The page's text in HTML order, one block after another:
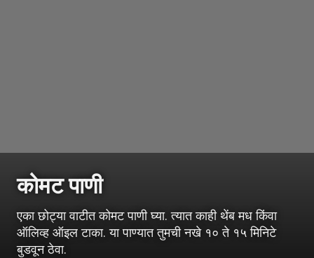
कोमट पाणी
एका छोट्या वाटीत कोमट पाणी घ्या. त्यात काही थेंब मध किंवा
ऑलिव्ह ऑइल टाका. या पाण्यात तुमची नखे १० ते १५ मिनिटे
बुडवून ठेवा.